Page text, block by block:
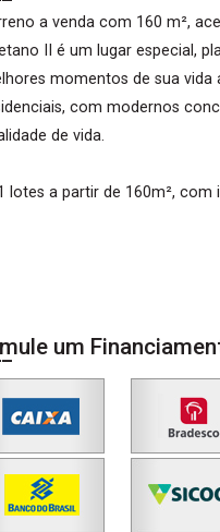
a venda com 160 m²,
II é um lugar especial,
momentos de sua
com modernos
de vida.
lotes a partir de 160m²,
um